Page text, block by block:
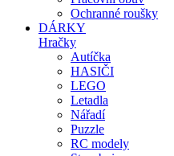
Ochranné roušky
DÁRKY
Hračky
Autíčka
HASIČI
LEGO
Letadla
Nářadí
Puzzle
RC modely